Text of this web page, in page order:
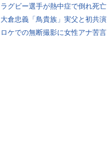
ラグビー選手が熱中症で倒れ死亡
大倉忠義「鳥貴族」実父と初共演
ロケでの無断撮影に女性アナ苦言